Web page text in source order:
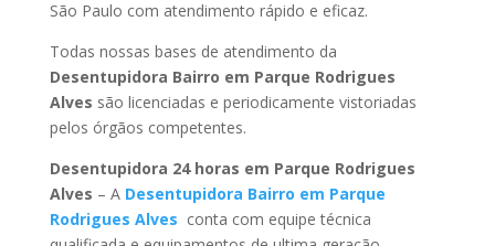
São Paulo com atendimento rápido e eficaz.
Todas nossas bases de atendimento da
Desentupidora Bairro em Parque Rodrigues
Alves são licenciadas e periodicamente vistoriadas
pelos órgãos competentes.
Desentupidora 24 horas em Parque Rodrigues
Alves – A Desentupidora Bairro em Parque
Rodrigues Alves conta com equipe técnica